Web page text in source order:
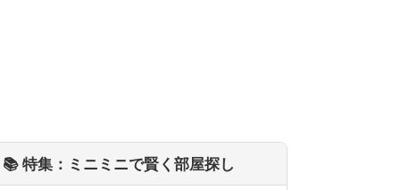
📚 特集：ミニミニで賢く部屋探し